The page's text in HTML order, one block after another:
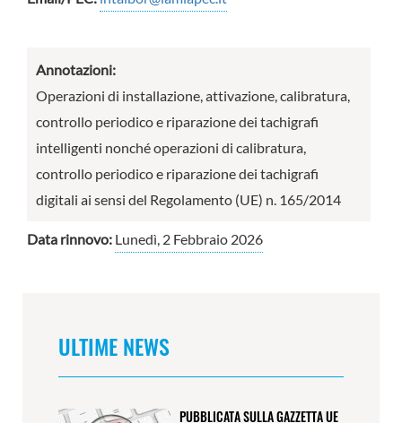
Annotazioni:
Operazioni di installazione, attivazione, calibratura,
controllo periodico e riparazione dei tachigrafi
intelligenti nonché operazioni di calibratura,
controllo periodico e riparazione dei tachigrafi
digitali ai sensi del Regolamento (UE) n. 165/2014
Data rinnovo: Lunedì, 2 Febbraio 2026
ULTIME NEWS
PUBBLICATA SULLA GAZZETTA UE